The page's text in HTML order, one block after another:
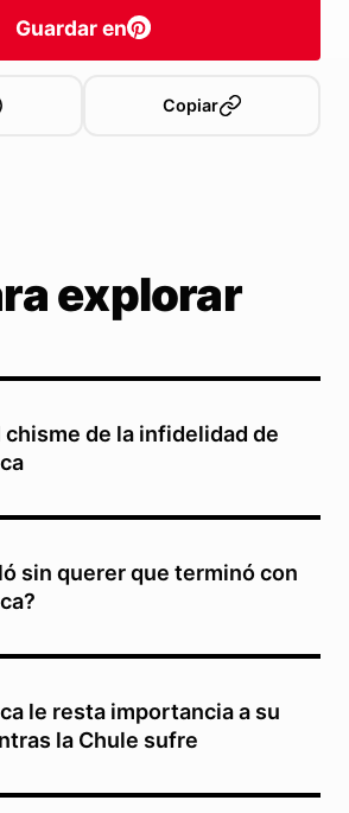
Guardar en
Copiar
explorar
chisme de la infidelidad de
sin querer que terminó con
le resta importancia a su
la Chule sufre